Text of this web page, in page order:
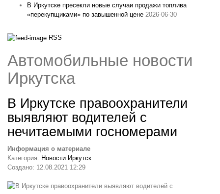
В Иркутске пресекли новые случаи продажи топлива
«перекупщиками» по завышенной цене 2026-06-30
RSS
Автомобильные новости
Иркутска
В Иркутске правоохранители
выявляют водителей с
нечитаемыми госномерами
Информация о материале
Категория: Новости Иркутск
Создано: 12.08.2021 12:29